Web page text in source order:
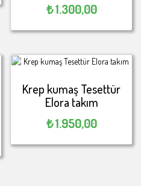
₺1.300,00
Krep kumaş Tesettür
Elora takım
₺1.950,00